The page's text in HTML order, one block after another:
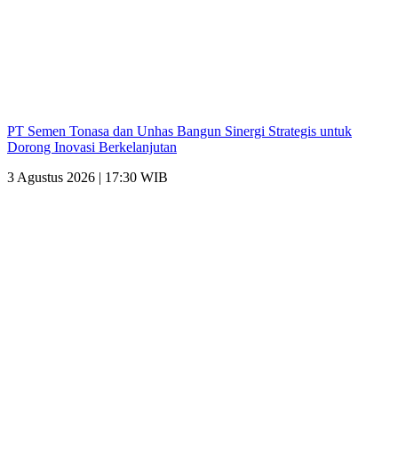
PT Semen Tonasa dan Unhas Bangun Sinergi Strategis untuk
Dorong Inovasi Berkelanjutan
3 Agustus 2026 | 17:30 WIB